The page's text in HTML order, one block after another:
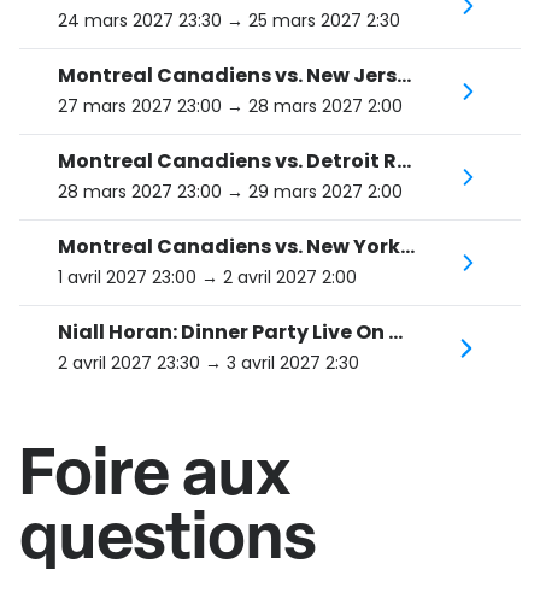
24 mars 2027 23:30 → 25 mars 2027 2:30
Montreal Canadiens vs. New Jersey Devils
27 mars 2027 23:00 → 28 mars 2027 2:00
Montreal Canadiens vs. Detroit Red Wings
28 mars 2027 23:00 → 29 mars 2027 2:00
Montreal Canadiens vs. New York Rangers
1 avril 2027 23:00 → 2 avril 2027 2:00
Niall Horan: Dinner Party Live On Tour
2 avril 2027 23:30 → 3 avril 2027 2:30
Foire aux
questions